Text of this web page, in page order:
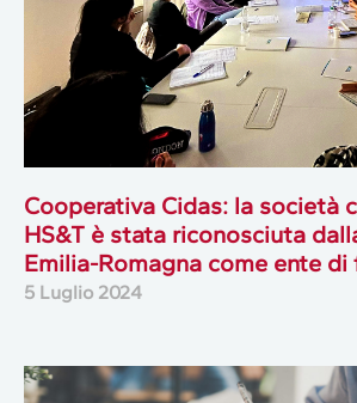
Cooperativa Cidas: la società
HS&T è stata riconosciuta
Emilia-Romagna come ente di
5 Luglio 2024